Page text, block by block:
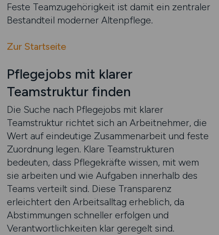
Feste Teamzugehörigkeit ist damit ein zentraler
Bestandteil moderner Altenpflege.
Zur Startseite
Pflegejobs mit klarer
Teamstruktur finden
Die Suche nach Pflegejobs mit klarer
Teamstruktur richtet sich an Arbeitnehmer, die
Wert auf eindeutige Zusammenarbeit und feste
Zuordnung legen. Klare Teamstrukturen
bedeuten, dass Pflegekräfte wissen, mit wem
sie arbeiten und wie Aufgaben innerhalb des
Teams verteilt sind. Diese Transparenz
erleichtert den Arbeitsalltag erheblich, da
Abstimmungen schneller erfolgen und
Verantwortlichkeiten klar geregelt sind.